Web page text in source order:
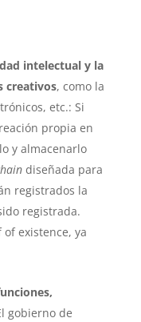
intelectual y la
creativos, como la
etc.: Si
propia en
y almacenarlo
diseñada para
registrados la
registrada.
existence, ya
gobierno de